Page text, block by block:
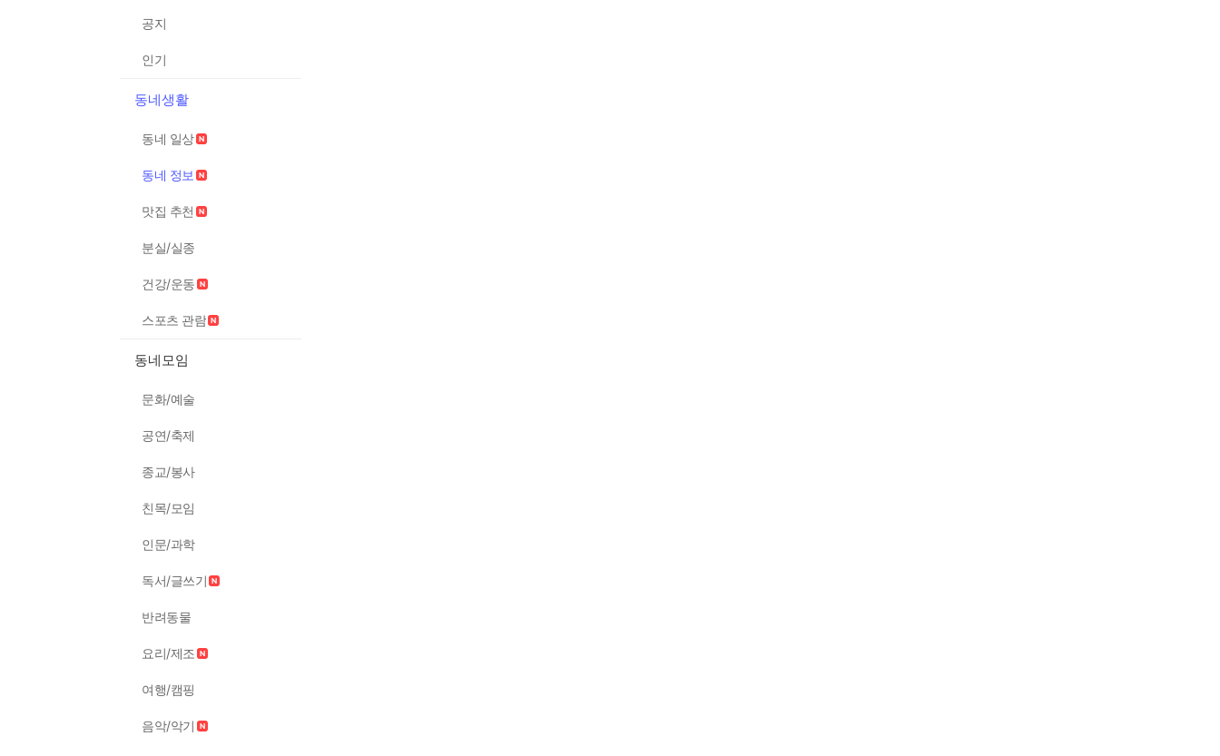
공지
인기
동네생활
동네 일상
동네 정보
맛집 추천
분실/실종
건강/운동
스포츠 관람
동네모임
문화/예술
공연/축제
종교/봉사
친목/모임
인문/과학
독서/글쓰기
반려동물
요리/제조
여행/캠핑
음악/악기